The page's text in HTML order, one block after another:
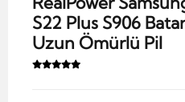
S22 Plus S906
Uzun Ömürlü Pil